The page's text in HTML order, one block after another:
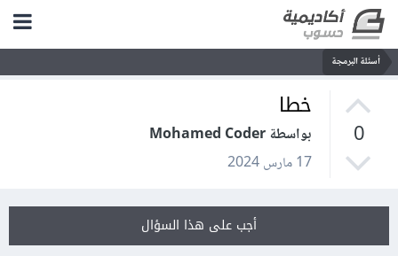
أسئلة البرمجة
0
خطا
بواسطة Mohamed Coder
17 مارس 2024
أجب على هذا السؤال